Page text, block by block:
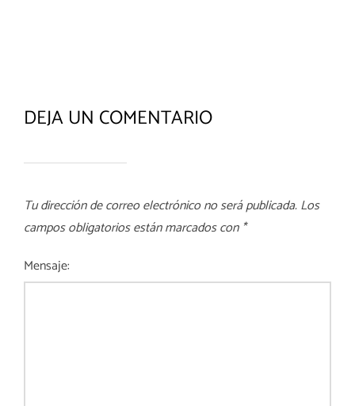
DEJA UN COMENTARIO
Tu dirección de correo electrónico no será publicada.Los
campos obligatorios están marcados con *
Mensaje: